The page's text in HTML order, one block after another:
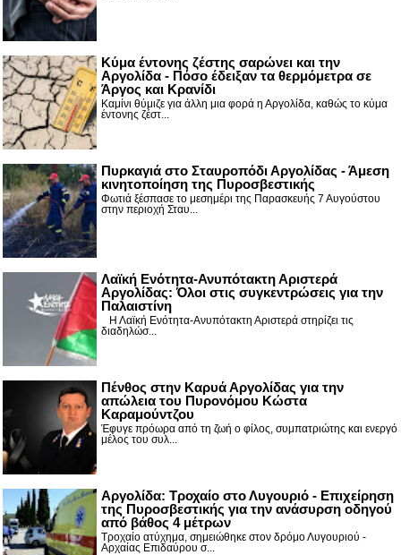
Κύμα έντονης ζέστης σαρώνει και την
Αργολίδα - Πόσο έδειξαν τα θερμόμετρα σε
Άργος και Κρανίδι
Καμίνι θύμιζε για άλλη μια φορά η Αργολίδα, καθώς το κύμα
έντονης ζέστ...
Πυρκαγιά στο Σταυροπόδι Αργολίδας - Άμεση
κινητοποίηση της Πυροσβεστικής
Φωτιά ξέσπασε το μεσημέρι της Παρασκευής 7 Αυγούστου
στην περιοχή Σταυ...
Λαϊκή Ενότητα-Ανυπότακτη Αριστερά
Αργολίδας: Όλοι στις συγκεντρώσεις για την
Παλαιστίνη
Η Λαϊκή Ενότητα-Ανυπότακτη Αριστερά στηρίζει τις
διαδηλώσ...
Πένθος στην Καρυά Αργολίδας για την
απώλεια του Πυρονόμου Κώστα
Καραμούντζου
Έφυγε πρόωρα από τη ζωή ο φίλος, συμπατριώτης και ενεργό
μέλος του συλ...
Αργολίδα: Τροχαίο στο Λυγουριό - Επιχείρηση
της Πυροσβεστικής για την ανάσυρση οδηγού
από βάθος 4 μέτρων
Τροχαίο ατύχημα, σημειώθηκε στον δρόμο Λυγουριού -
Αρχαίας Επιδαύρου σ...